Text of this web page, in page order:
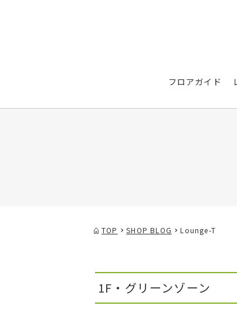
フロアガイド
TOP SHOP BLOG Lounge-T
1F・グリーンゾーン